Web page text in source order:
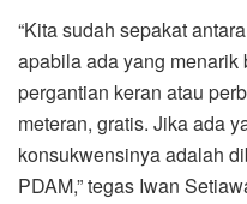
“Kita sudah sepakat
apabila ada yang menarik
pergantian keran atau
meteran, gratis. Jika ada
konsukwensinya adalah
PDAM,” tegas Iwan